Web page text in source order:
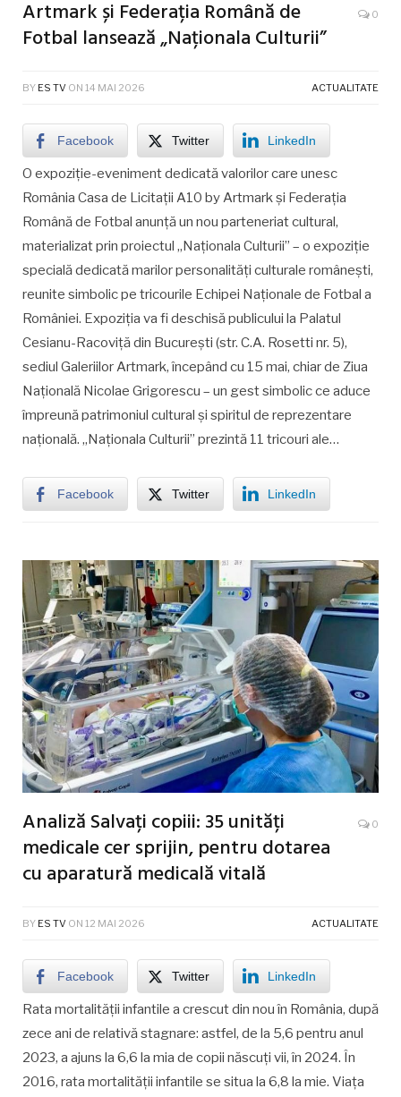
Artmark și Federația Română de
Fotbal lansează „Naționala Culturii”
0
BY ES TV ON 14 MAI 2026 ACTUALITATE
Facebook Twitter LinkedIn
O expoziție-eveniment dedicată valorilor care unesc
România Casa de Licitații A10 by Artmark și Federația
Română de Fotbal anunță un nou parteneriat cultural,
materializat prin proiectul „Naționala Culturii” – o expoziție
specială dedicată marilor personalități culturale românești,
reunite simbolic pe tricourile Echipei Naționale de Fotbal a
României. Expoziția va fi deschisă publicului la Palatul
Cesianu-Racoviță din București (str. C.A. Rosetti nr. 5),
sediul Galeriilor Artmark, începând cu 15 mai, chiar de Ziua
Națională Nicolae Grigorescu – un gest simbolic ce aduce
împreună patrimoniul cultural și spiritul de reprezentare
națională. „Naționala Culturii” prezintă 11 tricouri ale…
Facebook Twitter LinkedIn
Analiză Salvați copiii: 35 unități
medicale cer sprijin, pentru dotarea
cu aparatură medicală vitală
0
BY ES TV ON 12 MAI 2026 ACTUALITATE
Facebook Twitter LinkedIn
Rata mortalității infantile a crescut din nou în România, după
zece ani de relativă stagnare: astfel, de la 5,6 pentru anul
2023, a ajuns la 6,6 la mia de copii născuți vii, în 2024. În
2016, rata mortalității infantile se situa la 6,8 la mie. Viața